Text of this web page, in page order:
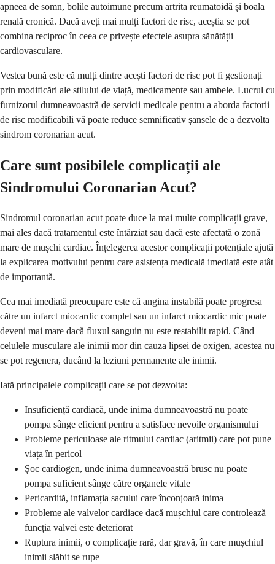
apneea de somn, bolile autoimune precum artrita reumatoidă și boala
renală cronică. Dacă aveți mai mulți factori de risc, aceștia se pot
combina reciproc în ceea ce privește efectele asupra sănătății
cardiovasculare.
Vestea bună este că mulți dintre acești factori de risc pot fi gestionați
prin modificări ale stilului de viață, medicamente sau ambele. Lucrul cu
furnizorul dumneavoastră de servicii medicale pentru a aborda factorii
de risc modificabili vă poate reduce semnificativ șansele de a dezvolta
sindrom coronarian acut.
Care sunt posibilele complicații ale
Sindromului Coronarian Acut?
Sindromul coronarian acut poate duce la mai multe complicații grave,
mai ales dacă tratamentul este întârziat sau dacă este afectată o zonă
mare de mușchi cardiac. Înțelegerea acestor complicații potențiale ajută
la explicarea motivului pentru care asistența medicală imediată este atât
de importantă.
Cea mai imediată preocupare este că angina instabilă poate progresa
către un infarct miocardic complet sau un infarct miocardic mic poate
deveni mai mare dacă fluxul sanguin nu este restabilit rapid. Când
celulele musculare ale inimii mor din cauza lipsei de oxigen, acestea nu
se pot regenera, ducând la leziuni permanente ale inimii.
Iată principalele complicații care se pot dezvolta:
Insuficiență cardiacă, unde inima dumneavoastră nu poate
pompa sânge eficient pentru a satisface nevoile organismului
Probleme periculoase ale ritmului cardiac (aritmii) care pot pune
viața în pericol
Șoc cardiogen, unde inima dumneavoastră brusc nu poate
pompa suficient sânge către organele vitale
Pericardită, inflamația sacului care înconjoară inima
Probleme ale valvelor cardiace dacă mușchiul care controlează
funcția valvei este deteriorat
Ruptura inimii, o complicație rară, dar gravă, în care mușchiul
inimii slăbit se rupe